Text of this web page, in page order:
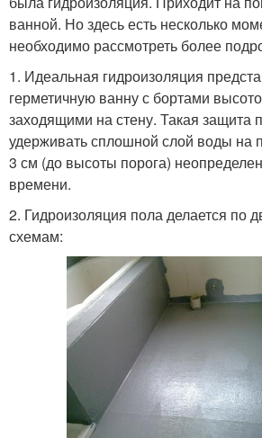
ванной. Но здесь есть несколько
необходимо рассмотреть более
1. Идеальная гидроизоляция
герметичную ванну с бортами
заходящими на стену. Такая защита
удерживать сплошной слой воды на
3 см (до высоты порога)
времени.
2. Гидроизоляция пола делается по
схемам: